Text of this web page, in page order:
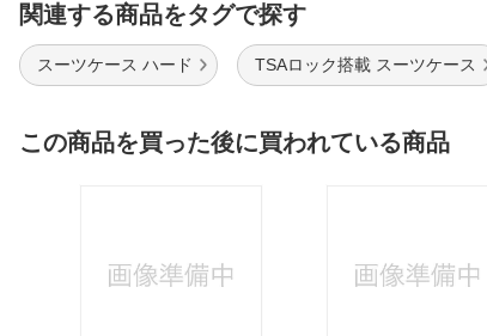
関連する商品をタグで探す
スーツケース ハード TSAロック搭載 スーツケース
この商品を買った後に買われている商品